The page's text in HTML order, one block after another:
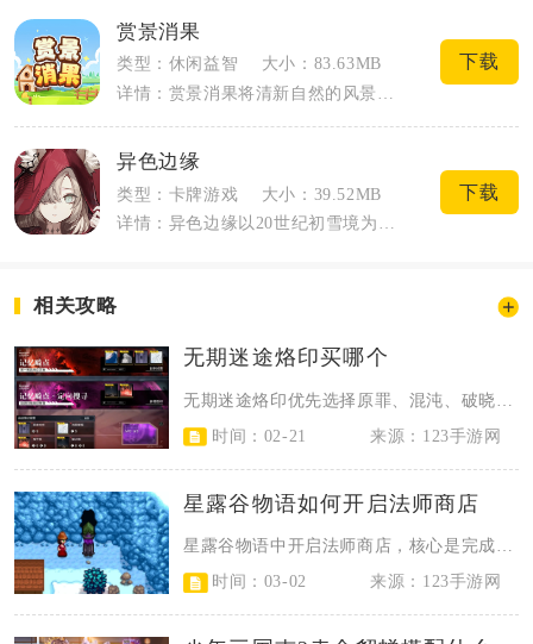
赏景消果
类型：休闲益智
大小：83.63MB
下载
异色边缘
类型：卡牌游戏
大小：39.52MB
下载
相关攻略
无期迷途烙印买哪个
时间：02-21
来源：123手游网
星露谷物语如何开启法师商店
星露谷物语中开启法师商店，核心是完成社区中心全献祭或乔家超市全捐款，触发火车...
时间：03-02
来源：123手游网